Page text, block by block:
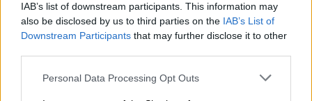
IAB’s list of downstream participants. This information may
also be disclosed by us to third parties on the IAB’s List of
Downstream Participants that may further disclose it to other
Personal Data Processing Opt Outs